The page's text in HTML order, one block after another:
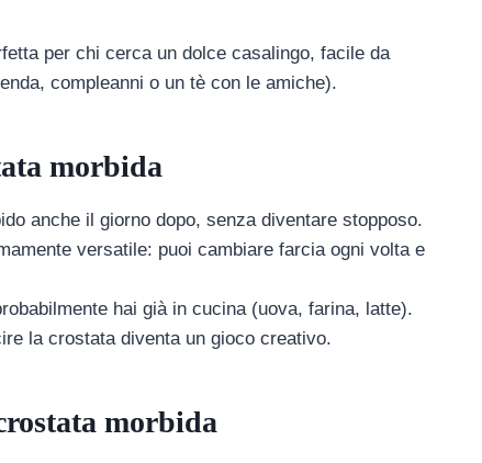
per chi cerca un dolce casalingo, facile da
compleanni o un tè con le amiche).
morbida
anche il giorno dopo, senza diventare stopposo.
versatile: puoi cambiare farcia ogni volta e
hai già in cucina (uova, farina, latte).
la crostata diventa un gioco creativo.
morbida